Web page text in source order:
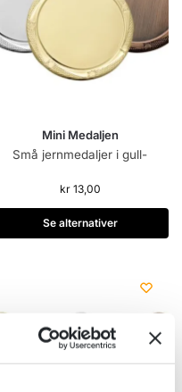
Mini Medaljen
Små jernmedaljer i gull-
kr13,00
Se alternativer